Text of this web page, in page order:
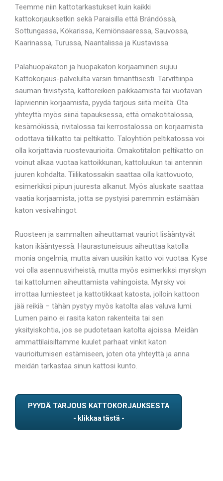
Teemme niin kattotarkastukset kuin kaikki
kattokorjauksetkin sekä Paraisilla että Brändössä,
Sottungassa, Kökarissa, Kemiönsaaressa, Sauvossa,
Kaarinassa, Turussa, Naantalissa ja Kustavissa.
Palahuopakaton ja huopakaton korjaaminen sujuu
Kattokorjaus-palvelulta varsin timanttisesti. Tarvittiinpa
sauman tiivistystä, kattoreikien paikkaamista tai vuotavan
läpiviennin korjaamista, pyydä tarjous siitä meiltä. Ota
yhteyttä myös siinä tapauksessa, että omakotitalossa,
kesämökissä, rivitalossa tai kerrostalossa on korjaamista
odottava tiilikatto tai peltikatto. Taloyhtiön peltikatossa voi
olla korjattavia ruostevaurioita. Omakotitalon peltikatto on
voinut alkaa vuotaa kattoikkunan, kattoluukun tai antennin
juuren kohdalta. Tiilikatossakin saattaa olla kattovuoto,
esimerkiksi piipun juuresta alkanut. Myös aluskate saattaa
vaatia korjaamista, jotta se pystyisi paremmin estämään
katon vesivahingot.
Ruosteen ja sammalten aiheuttamat vauriot lisääntyvät
katon ikääntyessä. Haurastuneisuus aiheuttaa katolla
monia ongelmia, mutta aivan uusikin katto voi vuotaa. Kyse
voi olla asennusvirheistä, mutta myös esimerkiksi myrskyn
tai kattolumen aiheuttamista vahingoista. Myrsky voi
irrottaa lumiesteet ja kattotikkaat katosta, jolloin kattoon
jää reikiä – tähän pystyy myös katolta alas valuva lumi.
Lumen paino ei rasita katon rakenteita tai sen
yksityiskohtia, jos se pudotetaan katolta ajoissa. Meidän
ammattilaisiltamme kuulet parhaat vinkit katon
vaurioitumisen estämiseen, joten ota yhteyttä ja anna
meidän tarkastaa sinun kattosi kunto.
PYYDÄ TARJOUS KATTOKORJAUKSESTA